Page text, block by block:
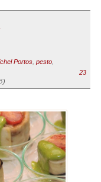
Portos, pesto,
)
23